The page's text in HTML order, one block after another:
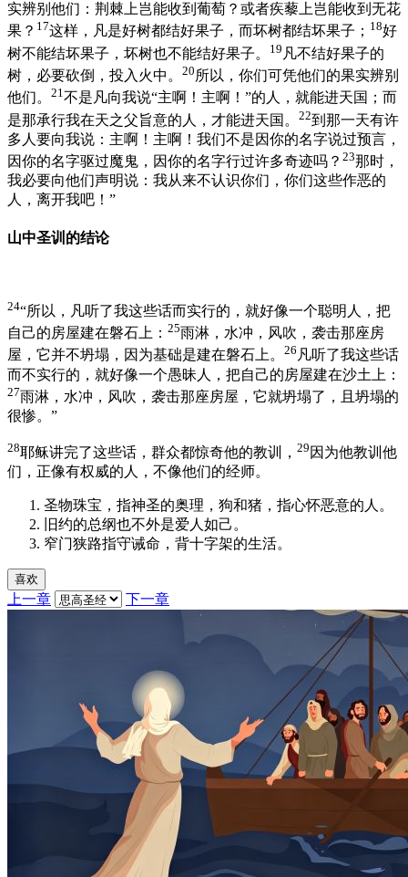
实辨别他们：荆棘上岂能收到葡萄？或者疾藜上岂能收到无花
果？ 17这样，凡是好树都结好果子，而坏树都结坏果子； 18好
树不能结坏果子，坏树也不能结好果子。
19 凡不结好果子的
树，必要砍倒，投入火中。 20 所以，你们可凭他们的果实辨别
他们。 21不是凡向我说“主啊！主啊！”的人，就能进天国；而
是那承行我在天之父旨意的人，才能进天国。 22到那一天有许
多人要向我说：主啊！主啊！我们不是因你的名字说过预言，
因你的名字驱过魔鬼，因你的名字行过许多奇迹吗？ 23那时，
我必要向他们声明说：我从来不认识你们，你们这些作恶的
人，离开我吧！”
山中圣训的结论
24“所以，凡听了我这些话而实行的，就好像一个聪明人，把
自己的房屋建在磐石上： 25雨淋，水冲，风吹，袭击那座房
屋，它并不坍塌，因为基础是建在磐石上。 26 凡听了我这些话
而不实行的，就好像一个愚昧人，把自己的房屋建在沙土上：
27雨淋，水冲，风吹，袭击那座房屋，它就坍塌了，且坍塌的
很惨。”
28耶稣讲完了这些话，群众都惊奇他的教训， 29 因为他教训他
们，正像有权威的人，不像他们的经师。
圣物珠宝，指神圣的奥理，狗和猪，指心怀恶意的人。
旧约的总纲也不外是爱人如己。
窄门狭路指守诫命，背十字架的生活。
喜欢
上一章 下一章